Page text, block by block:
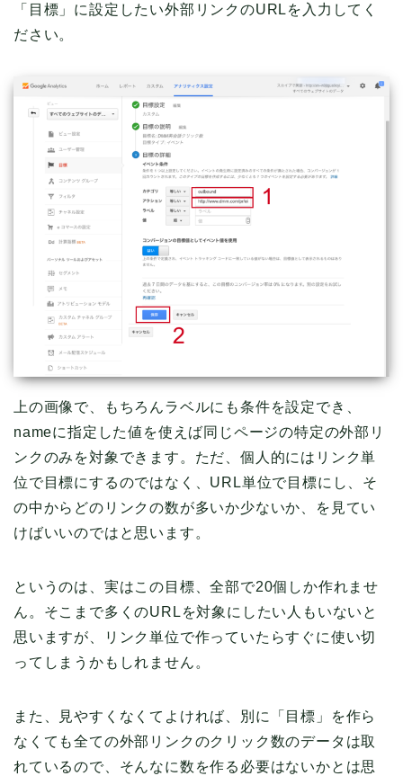
「目標」に設定したい外部リンクのURLを入力してく
ださい。
上の画像で、もちろんラベルにも条件を設定でき、
nameに指定した値を使えば同じページの特定の外部リ
ンクのみを対象できます。ただ、個人的にはリンク単
位で目標にするのではなく、URL単位で目標にし、そ
の中からどのリンクの数が多いか少ないか、を見てい
けばいいのではと思います。
というのは、実はこの目標、全部で20個しか作れませ
ん。そこまで多くのURLを対象にしたい人もいないと
思いますが、リンク単位で作っていたらすぐに使い切
ってしまうかもしれません。
また、見やすくなくてよければ、別に「目標」を作ら
なくても全ての外部リンクのクリック数のデータは取
れているので、そんなに数を作る必要はないかとは思